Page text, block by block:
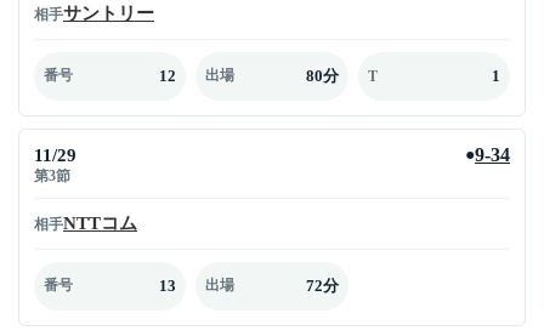
相手サントリー
番号 12 出場 80分 T 1
11/29
第3節
●9-34
相手NTTコム
番号 13 出場 72分